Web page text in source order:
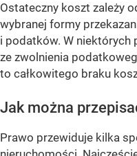
Ostateczny koszt zależy
wybranej formy
i podatków. W niektórych
ze zwolnienia
to całkowitego braku
Jak można
Prawo przewiduje kilka